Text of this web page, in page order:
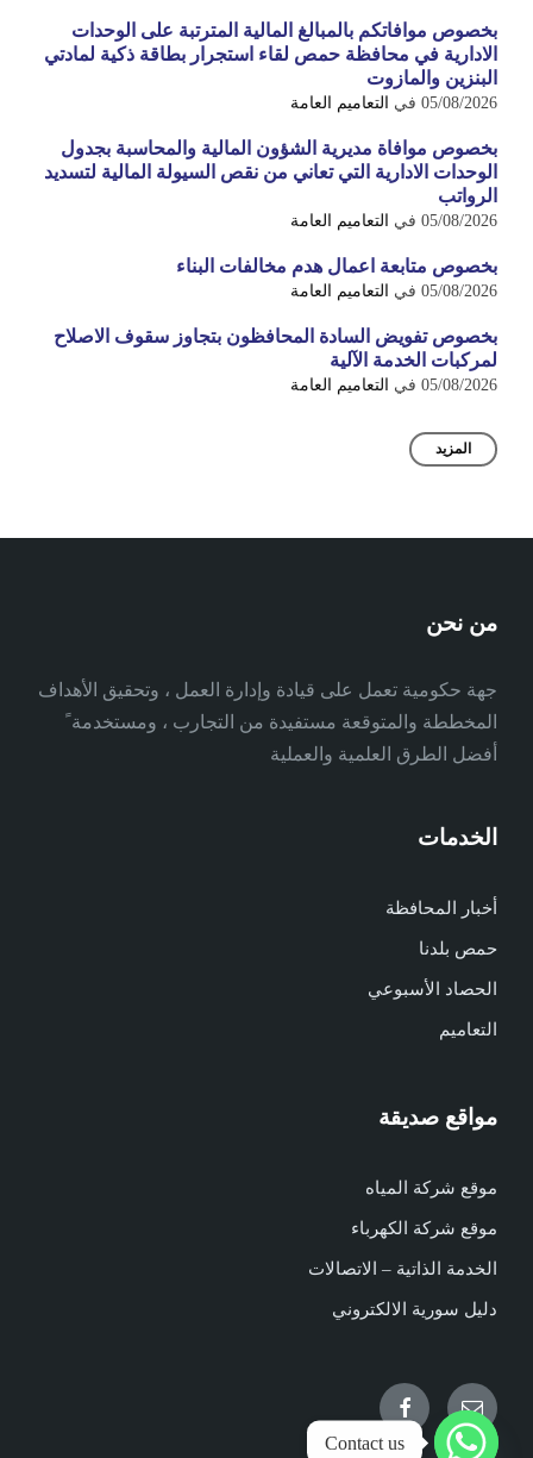
بخصوص موافاتكم بالمبالغ المالية المترتبة على الوحدات
الادارية في محافظة حمص لقاء استجرار بطاقة ذكية لمادتي
البنزين والمازوت
05/08/2026 في التعاميم العامة
بخصوص موافاة مديرية الشؤون المالية والمحاسبة بجدول
الوحدات الادارية التي تعاني من نقص السيولة المالية لتسديد
الرواتب
05/08/2026 في التعاميم العامة
بخصوص متابعة اعمال هدم مخالفات البناء
05/08/2026 في التعاميم العامة
بخصوص تفويض السادة المحافظون بتجاوز سقوف الاصلاح
لمركبات الخدمة الآلية
05/08/2026 في التعاميم العامة
المزيد
من نحن
جهة حكومية تعمل على قيادة وإدارة العمل ، وتحقيق الأهداف
المخططة والمتوقعة مستفيدة من التجارب ، ومستخدمة ً
أفضل الطرق العلمية والعملية
الخدمات
أخبار المحافظة
حمص بلدنا
الحصاد الأسبوعي
التعاميم
مواقع صديقة
موقع شركة المياه
موقع شركة الكهرباء
الخدمة الذاتية – الاتصالات
دليل سورية الالكتروني
Email
Facebook
Contact us